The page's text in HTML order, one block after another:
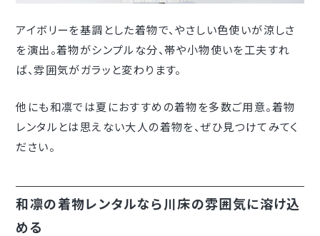
アイボリーを基調とした着物で、やさしい色使いが涼しさ
を演出。着物がシンプルな分、帯や小物使いを工夫すれ
ば、雰囲気がガラッと変わります。
他にも和凛では夏におすすめの着物を多数ご用意。着物
レンタルとは思えない大人の着物を、ぜひ見つけてみてく
ださい。
和凛の着物レンタルなら川床の雰囲気に溶け込
める